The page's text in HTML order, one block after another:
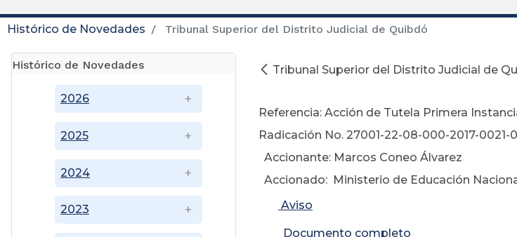
Histórico de Novedades Tribunal Superior del Distrito Judicial de Quibdó
Histórico de Novedades
2023
2024
2025
2026
Tribunal Superior del Distrito Judicial de
08 de
Referencia: Acción de Tutela Primera
Radicación No. 27001-22-08-000-2017-0021-
Accionante: Marcos Coneo Álvarez
Accionado: Ministerio de Educación
Aviso
Documento completo